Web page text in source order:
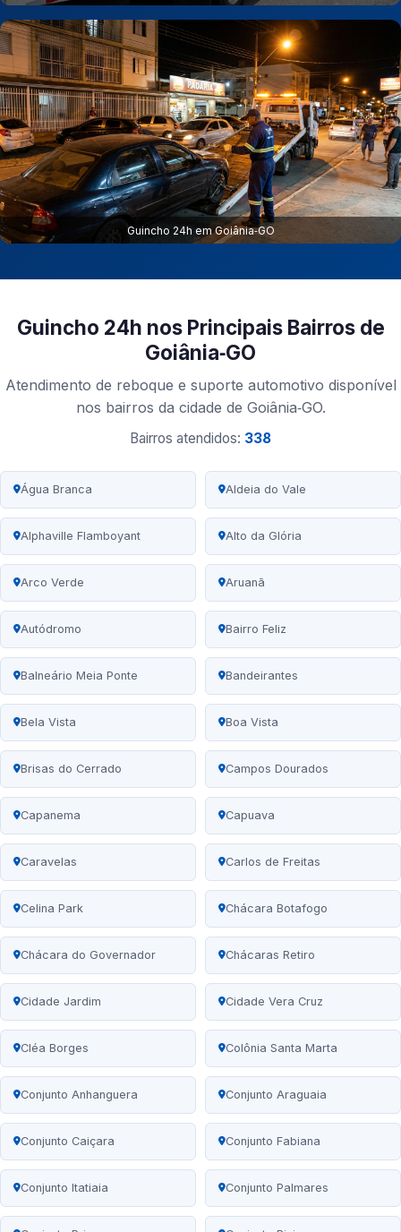
Guincho 24h em Goiânia‑GO
Guincho 24h nos Principais Bairros de
Goiânia‑GO
Atendimento de reboque e suporte automotivo disponível
nos bairros da cidade de Goiânia‑GO.
Bairros atendidos: 338
Água Branca Aldeia do Vale
Alphaville Flamboyant Alto da Glória
Arco Verde Aruanã
Autódromo Bairro Feliz
Balneário Meia Ponte Bandeirantes
Bela Vista Boa Vista
Brisas do Cerrado Campos Dourados
Capanema Capuava
Caravelas Carlos de Freitas
Celina Park Chácara Botafogo
Chácara do Governador Chácaras Retiro
Cidade Jardim Cidade Vera Cruz
Cléa Borges Colônia Santa Marta
Conjunto Anhanguera Conjunto Araguaia
Conjunto Caiçara Conjunto Fabiana
Conjunto Itatiaia Conjunto Palmares